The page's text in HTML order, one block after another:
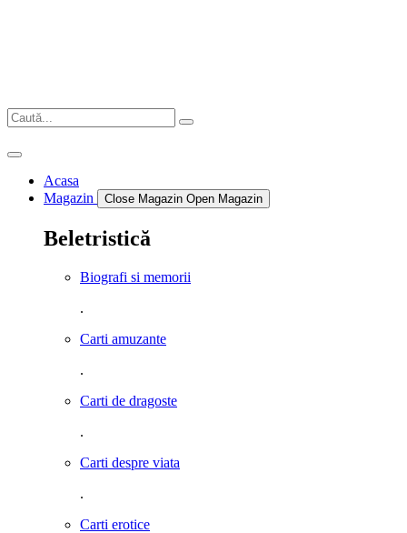
Acasa
Magazin
Close Magazin Open Magazin
Beletristică
Biografi si memorii
.
Carti amuzante
.
Carti de dragoste
.
Carti despre viata
.
Carti erotice